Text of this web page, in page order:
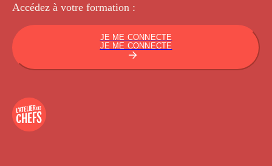
Accédez à votre formation :
JE ME CONNECTE
JE ME CONNECTE